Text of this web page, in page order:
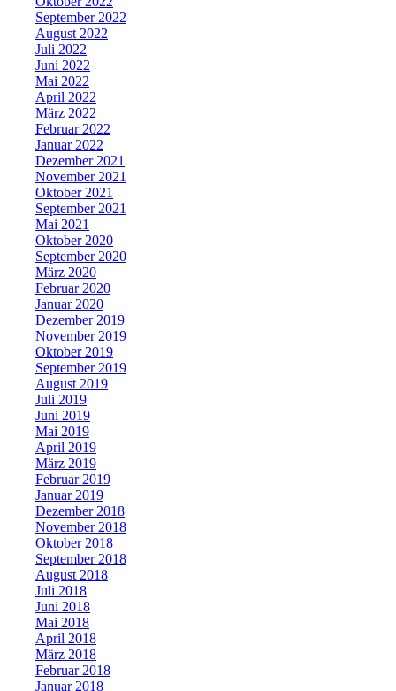
September 2022
August 2022
Juli 2022
Juni 2022
Mai 2022
April 2022
März 2022
Februar 2022
Januar 2022
Dezember 2021
November 2021
Oktober 2021
September 2021
Mai 2021
Oktober 2020
September 2020
März 2020
Februar 2020
Januar 2020
Dezember 2019
November 2019
Oktober 2019
September 2019
August 2019
Juli 2019
Juni 2019
Mai 2019
April 2019
März 2019
Februar 2019
Januar 2019
Dezember 2018
November 2018
Oktober 2018
September 2018
August 2018
Juli 2018
Juni 2018
Mai 2018
April 2018
März 2018
Februar 2018
Januar 2018